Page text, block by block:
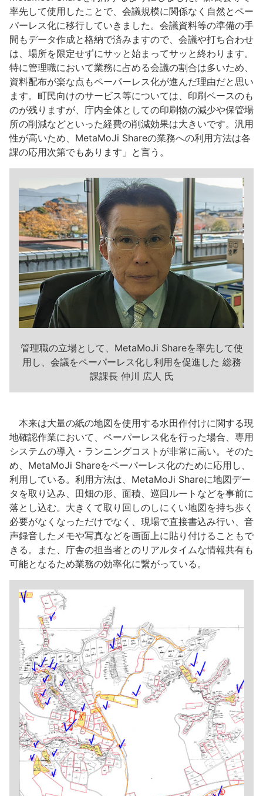
率先して使用したことで、会議規模に関係なく自然とペー
パーレス化に移行していきました。会議資料等の準備の手
間もデータ作成と格納で済みますので、会議や打ち合わせ
は、場所を限定せずにサッと始まってサッと終わります。
特に管理職において業務に占める会議の割合は多いため、
資料配布が楽な点もペーパーレス化が進んだ理由だと思い
ます。町民向けのサービス等については、印刷ベースのも
のが残りますが、庁内全体としての印刷物の減少や保管場
所の削減などといった経費の削減効果は大きいです。汎用
性が高いため、MetaMoJi Shareの業務への利用方法は各
課の応用次第でもあります」と言う。
管理職の立場として、MetaMoJi Shareを率先して使
用し、会議をペーパーレス化し利用を促進した 総務
課課長 仲川 広人 氏
本来は大量の紙の地図を使用する水田作付けに関する現
地確認作業において、ペーパーレス化を行った場合、専用
システムの導入・ランニングコストが非常に高い。そのた
め、MetaMoJi Shareをペーパーレス化のために応用し、
利用している。利用方法は、MetaMoJi Shareに地図デー
タを取り込み、田畑の形、面積、巡回ルートなどを事前に
落とし込む。大きくて取り回しのしにくい地図を持ち歩く
必要がなくなっただけでなく、現場で直接書込み行い、音
声録音したメモや写真などを画面上に貼り付けることもで
きる。また、庁舎の担当者とのリアルタイムな情報共有も
可能となるため業務の効率化に繋がっている。